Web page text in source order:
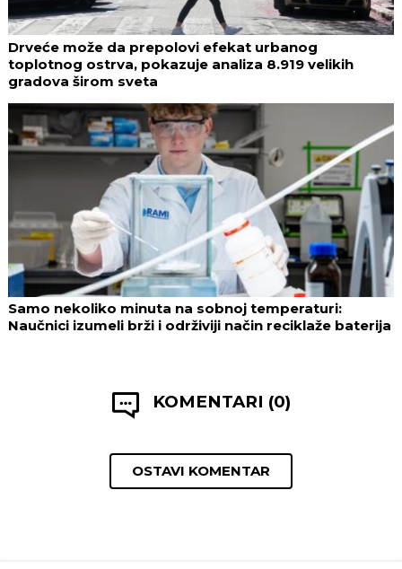
Drveće može da prepolovi efekat urbanog
toplotnog ostrva, pokazuje analiza 8.919 velikih
gradova širom sveta
Samo nekoliko minuta na sobnoj temperaturi:
Naučnici izumeli brži i održiviji način reciklaže baterija
KOMENTARI (0)
OSTAVI KOMENTAR